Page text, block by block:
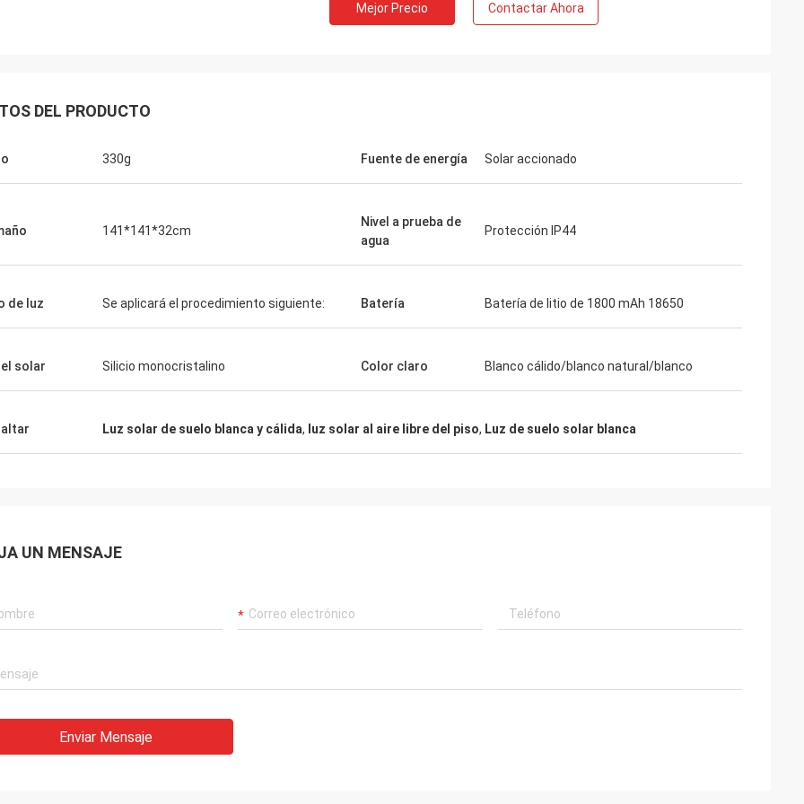
con y aprecian todo el mundo
tanto más fácil debido a su
conocimiento, y buena
de proyectos. Atesoraré siempre
y las muchas, muchos años
Mejor Precio Contactar Ahora
DEL PRODUCTO
330g Fuente de energía Solar accionado
141*141*32cm
Nivel a prueba de
agua
Protección IP44
de luz Se aplicará el procedimiento siguiente: Batería Batería de litio de 1800 mAh 18650
solar Silicio monocristalino Color claro Blanco cálido/blanco natural/blanco
Luz solar de suelo blanca y cálida, luz solar al aire libre del piso, Luz de suelo solar blanca
UN MENSAJE
Enviar Mensaje